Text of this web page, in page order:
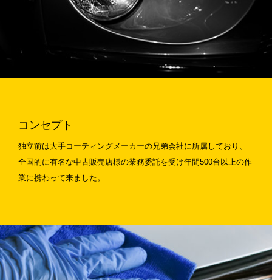
コンセプト
独立前は大手コーティングメーカーの兄弟会社に所属しており、
全国的に有名な中古販売店様の業務委託を受け年間500台以上の作
業に携わって来ました。